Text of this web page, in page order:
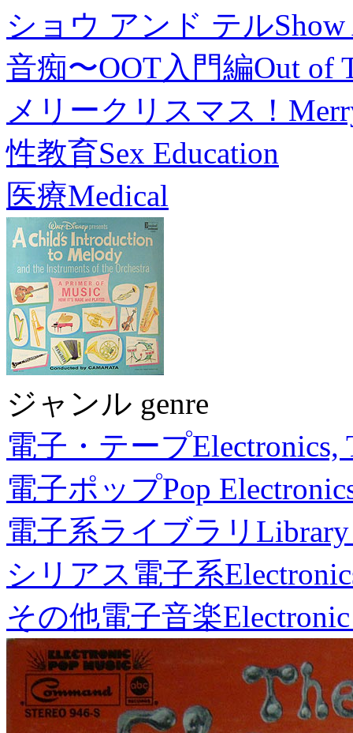
ショウ アンド テル
音痴〜OOT入門編Out of
メリークリスマス！
性教育Sex Education
医療Medical
ジャンル genre
電子・テープElectronics,
電子ポップPop
電子系ライブラリ
シリアス電子系
その他電子音楽